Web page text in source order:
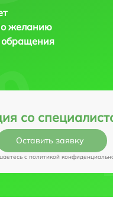
желанию
обращения
со
Оставить заявку
c политикой